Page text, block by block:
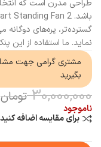
طراحی مدرن است که
گسترده‌تر، پره‌های دوگانه
نماید. ما استفاده از این
مشتری گرامی جهت
بگیرید
30,000,000 تومان
ناموجود
برای مقایسه اضافه کنید